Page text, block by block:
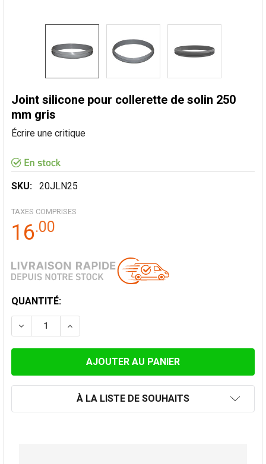
Joint silicone pour collerette de solin 250
mm gris
Écrire une critique
SKU: 20JLN25
TAXES COMPRISES
16.00
STOCK
ACTUEL:
QUANTITÉ:
DIMINUER LA QUANTITÉ DE JOINT SILICONE POUR
AUGMENTER LA QUANTITÉ DE JOINT
À LA LISTE DE SOUHAITS